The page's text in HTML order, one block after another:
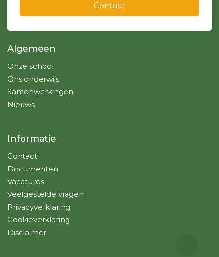
Contact
Algemeen
Onze school
Ons onderwijs
Samenwerkingen
Nieuws
Informatie
Contact
Documenten
Vacatures
Veelgestelde vragen
Privacyverklaring
Cookieverklaring
Disclaimer